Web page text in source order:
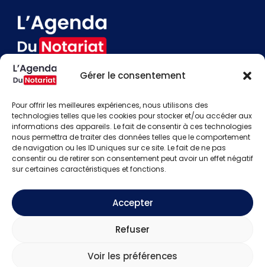
Gérer le consentement
Pour offrir les meilleures expériences, nous utilisons des
technologies telles que les cookies pour stocker et/ou accéder aux
informations des appareils. Le fait de consentir à ces technologies
nous permettra de traiter des données telles que le comportement
de navigation ou les ID uniques sur ce site. Le fait de ne pas
consentir ou de retirer son consentement peut avoir un effet négatif
sur certaines caractéristiques et fonctions.
Accepter
Refuser
Voir les préférences
Contact
Besoin d'aide
Actualités
Évènements
Offres d'emploi
Candidats
S'identifier
Copyright © 2026L'Agenda Du Notariat.